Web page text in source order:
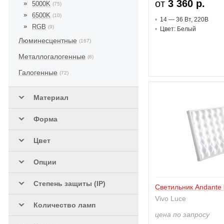
от 3 360 р.
14 — 36 Вт, 220В
Цвет: Белый
Светильник Andante
Vivo Luce
цена по запросу
Ensto (3)
Esylux
Fabbian
Fagerhult
Flexalighting (2)
flexxica
Flos (52)
Forma E Funzione
Formula Luci (2)
5000K (75)
6500K (10)
RGB (9)
Люминесцентные (167)
Металлогалогенные (6)
Галогенные (72)
Материал
Форма
Цвет
Опции
Степень защиты (IP)
Количество ламп